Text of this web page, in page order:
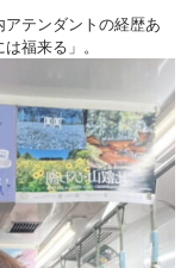
テンダントの経歴あ
福来る」。